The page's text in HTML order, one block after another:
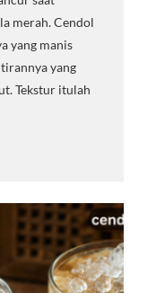
merah. Cendol
yang manis
yang
Tekstur itulah